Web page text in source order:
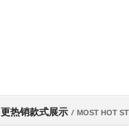
更热销款式展示 / MOST HOT